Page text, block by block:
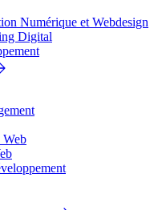
Numérique et Webdesign
Digital
Web